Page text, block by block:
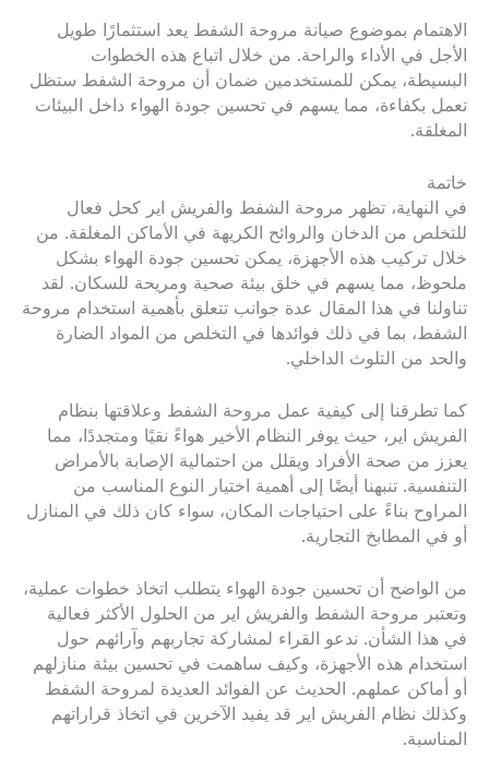
الاهتمام بموضوع صيانة مروحة الشفط يعد استثمارًا طويل
الأجل في الأداء والراحة. من خلال اتباع هذه الخطوات
البسيطة، يمكن للمستخدمين ضمان أن مروحة الشفط ستظل
تعمل بكفاءة، مما يسهم في تحسين جودة الهواء داخل البيئات
المغلقة.
خاتمة
في النهاية، تظهر مروحة الشفط والفريش اير كحل فعال
للتخلص من الدخان والروائح الكريهة في الأماكن المغلقة. من
خلال تركيب هذه الأجهزة، يمكن تحسين جودة الهواء بشكل
ملحوظ، مما يسهم في خلق بيئة صحية ومريحة للسكان. لقد
تناولنا في هذا المقال عدة جوانب تتعلق بأهمية استخدام مروحة
الشفط، بما في ذلك فوائدها في التخلص من المواد الضارة
والحد من التلوث الداخلي.
كما تطرقنا إلى كيفية عمل مروحة الشفط وعلاقتها بنظام
الفريش اير، حيث يوفر النظام الأخير هواءً نقيًا ومتجددًا، مما
يعزز من صحة الأفراد ويقلل من احتمالية الإصابة بالأمراض
التنفسية. تنبهنا أيضًا إلى أهمية اختيار النوع المناسب من
المراوح بناءً على احتياجات المكان، سواء كان ذلك في المنازل
أو في المطابخ التجارية.
من الواضح أن تحسين جودة الهواء يتطلب اتخاذ خطوات عملية،
وتعتبر مروحة الشفط والفريش اير من الحلول الأكثر فعالية
في هذا الشأن. ندعو القراء لمشاركة تجاربهم وآرائهم حول
استخدام هذه الأجهزة، وكيف ساهمت في تحسين بيئة منازلهم
أو أماكن عملهم. الحديث عن الفوائد العديدة لمروحة الشفط
وكذلك نظام الفريش اير قد يفيد الآخرين في اتخاذ قراراتهم
المناسبة.